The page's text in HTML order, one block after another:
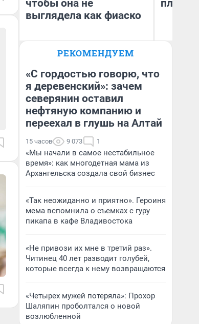
чтобы она не
выглядела как фиаско
Надежда Губарь
плюсы
РЕКОМЕНДУЕМ
«С гордостью говорю, что
я деревенский»: зачем
северянин оставил
нефтяную компанию и
переехал в глушь на Алтай
15 часов 9 073 1
«Мы начали в самое нестабильное
время»: как многодетная мама из
Архангельска создала свой бизнес
«Так неожиданно и приятно». Героиня
мема вспомнила о съемках с гуру
пикапа в кафе Владивостока
«Не привози их мне в третий раз».
Читинец 40 лет разводит голубей,
которые всегда к нему возвращаются
«Четырех мужей потеряла»: Прохор
Шаляпин проболтался о новой
возлюбленной